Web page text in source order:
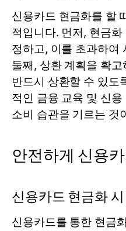
신용카드 현금화를 할
적입니다. 먼저, 현금
정하고, 이를 초과하여
둘째, 상환 계획을 확
반드시 상환할 수 있도
적인 금융 교육 및 신
소비 습관을 기르는 것
안전하게 신용
신용카드 현금화
신용카드를 통한 현금